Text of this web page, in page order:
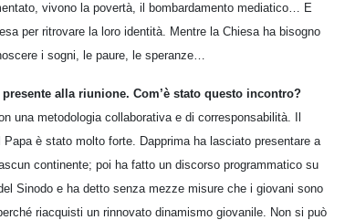
vivono la povertà, il bombardamento mediatico… E
per ritrovare la loro identità. Mentre la Chiesa ha bisogno
i sogni, le paure, le speranze…
alla riunione. Com’è stato questo incontro?
una metodologia collaborativa e di corresponsabilità. Il
è stato molto forte. Dapprima ha lasciato presentare a
continente; poi ha fatto un discorso programmatico su
Sinodo e ha detto senza mezze misure che i giovani sono
riacquisti un rinnovato dinamismo giovanile. Non si può